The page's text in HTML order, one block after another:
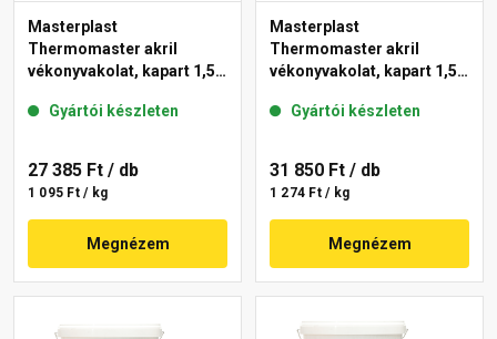
Masterplast
Thermomaster akril
vékonyvakolat, kapart 1,5
Gyártói készleten
27 385 Ft / db
1 095 Ft / kg
Megnézem
Masterplast
Thermomaster akril
vékonyvakolat, kapart 1,5
Gyártói készleten
31 850 Ft / db
1 274 Ft / kg
Megnézem